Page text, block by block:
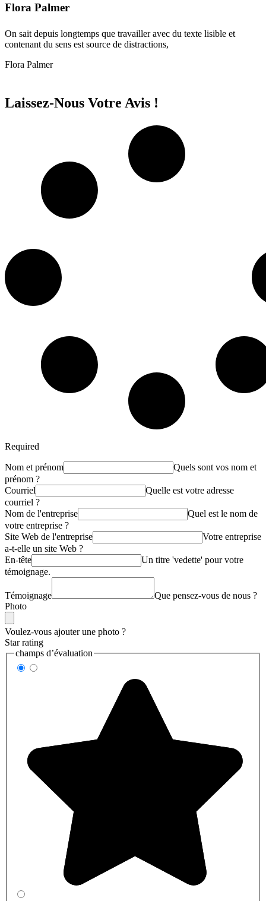
Flora Palmer
On sait depuis longtemps que travailler avec du texte lisible et
contenant du sens est source de distractions,
Flora Palmer
Laissez-Nous Votre Avis !
Required
Nom et prénom
Quels sont vos nom et
prénom ?
Courriel
Quelle est votre adresse
courriel ?
Nom de l'entreprise
Quel est le nom de
votre entreprise ?
Site Web de l'entreprise
Votre entreprise
a-t-elle un site Web ?
En-tête
Un titre 'vedette' pour votre
témoignage.
Témoignage
Que pensez-vous de nous ?
Photo
Voulez-vous ajouter une photo ?
Star rating
champs d’évaluation